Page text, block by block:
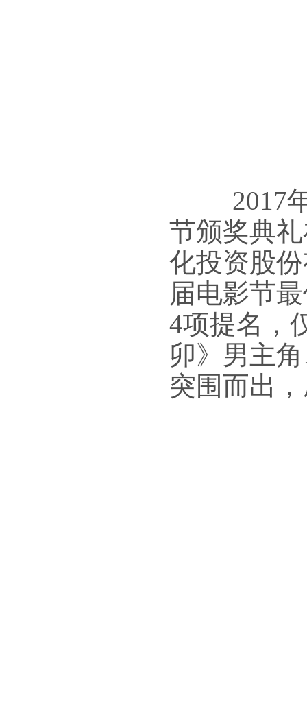
2017
节颁奖典
化投资股
届电影节
4项提名，
卯》男主
突围而出